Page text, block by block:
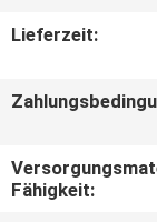
SIE
UNS
Lieferzeit:
Fähigkeit: